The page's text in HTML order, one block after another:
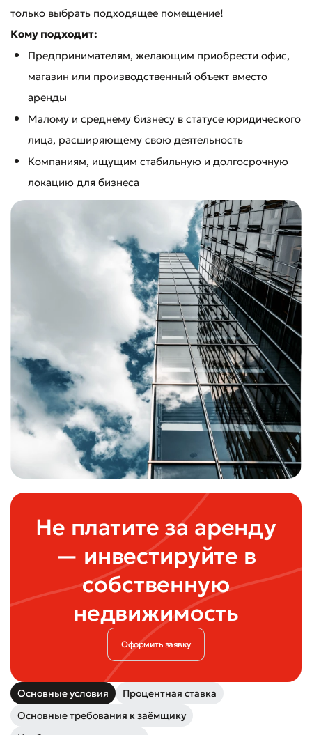
Оцените качество обслуживания
Оставить обращение
только выбрать подходящее помещение!
Кому подходит:
Предпринимателям, желающим приобрести офис,
магазин или производственный объект вместо
аренды
Малому и среднему бизнесу в статусе юридического
лица, расширяющему свою деятельность
Компаниям, ищущим стабильную и долгосрочную
локацию для бизнеса
Не платите за аренду
— инвестируйте в
собственную
недвижимость
Оформить заявку
Основные условия
Процентная ставка
Основные требования к заёмщику